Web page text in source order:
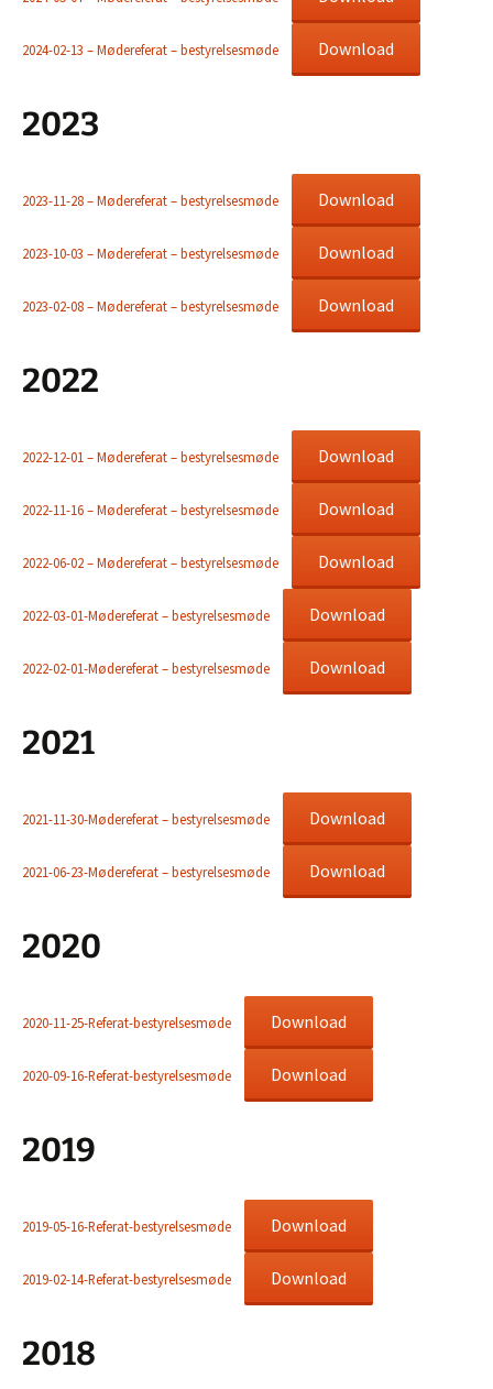
2024-02-13 – Mødereferat – bestyrelsesmøde Download
2023
2023-11-28 – Mødereferat – bestyrelsesmøde Download
2023-10-03 – Mødereferat – bestyrelsesmøde Download
2023-02-08 – Mødereferat – bestyrelsesmøde Download
2022
2022-12-01 – Mødereferat – bestyrelsesmøde Download
2022-11-16 – Mødereferat – bestyrelsesmøde Download
2022-06-02 – Mødereferat – bestyrelsesmøde Download
2022-03-01-Mødereferat – bestyrelsesmøde Download
2022-02-01-Mødereferat – bestyrelsesmøde Download
2021
2021-11-30-Mødereferat – bestyrelsesmøde Download
2021-06-23-Mødereferat – bestyrelsesmøde Download
2020
2020-11-25-Referat-bestyrelsesmøde Download
2020-09-16-Referat-bestyrelsesmøde Download
2019
2019-05-16-Referat-bestyrelsesmøde Download
2019-02-14-Referat-bestyrelsesmøde Download
2018